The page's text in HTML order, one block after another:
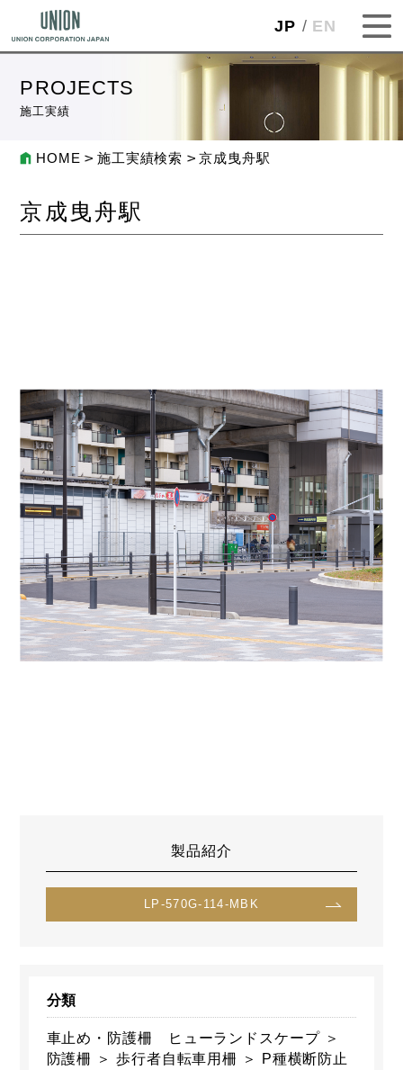
JP EN
PROJECTS
施工実績
HOME 施工実績検索 京成曳舟駅
京成曳舟駅
製品紹介
LP-570G-114-MBK
分類
車止め・防護柵 ヒューランドスケープ ＞
防護柵 ＞ 歩行者自転車用柵 ＞ P種横断防止